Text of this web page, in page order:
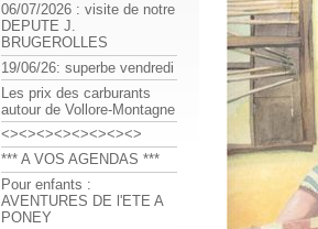
06/07/2026 : visite de notre
DEPUTE J.
BRUGEROLLES
19/06/26: superbe vendredi
Les prix des carburants
autour de Vollore-Montagne
<><><><><><><><>
*** A VOS AGENDAS ***
Pour enfants :
AVENTURES DE l'ETE A
PONEY